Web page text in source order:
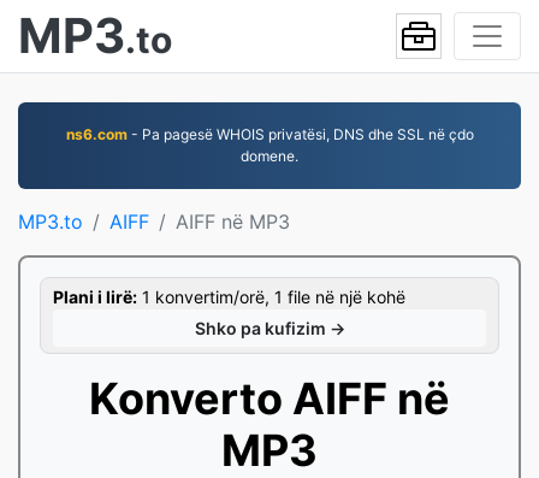
MP3.to
ns6.com- Pa pagesë WHOIS privatësi, DNS dhe SSL në çdo
domene.
MP3.to AIFF AIFF në MP3
Plani i lirë: 1 konvertim/orë, 1 file në një kohë
Shko pa kufizim →
Konverto AIFF në
MP3